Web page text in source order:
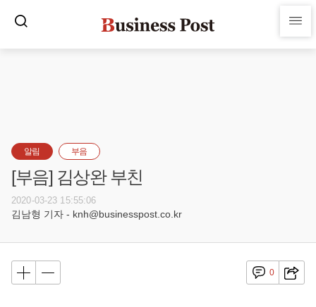
알림 부음
[부음] 김상완 부친
2020-03-23 15:55:06
김남형 기자 - knh@businesspost.co.kr
0